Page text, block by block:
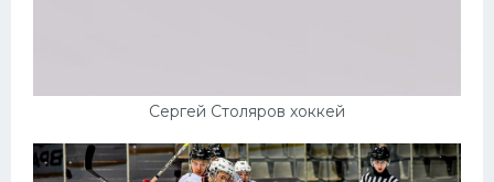
Сергей Столяров хоккей